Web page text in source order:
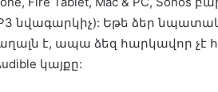
նվագարկիչ): Եթե ​​ձեր
է, ապա ձեզ հարկավոր չէ
կայքը: